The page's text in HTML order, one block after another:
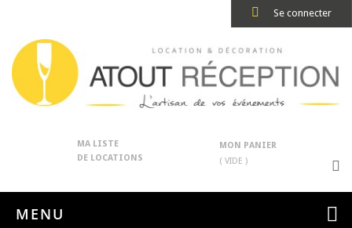
Se connecter
MA LISTE
DE LOCATIONS
MON PANIER
( VIDE )
MENU